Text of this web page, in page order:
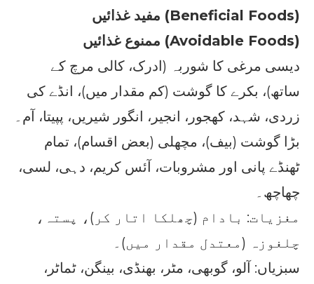
مفید غذائیں (Beneficial Foods)
ممنوع غذائیں (Avoidable Foods)
دیسی مرغی کا شوربہ (ادرک، کالی مرچ کے
ساتھ)، بکرے کا گوشت (کم مقدار میں)، انڈے کی
زردی، شہد، کھجور، انجیر، انگور شیریں، پپیتا، آم۔
بڑا گوشت (بیف)، مچھلی (بعض اقسام)، تمام
ٹھنڈے پانی اور مشروبات، آئس کریم، دہی، لسی،
چھاچھ۔
مغزیات: بادام (چھلکا اتار کر)، پستہ،
چلغوزہ (معتدل مقدار میں)۔
سبزیاں: آلو، گوبھی، مٹر، بھنڈی، بینگن، ٹماٹر،